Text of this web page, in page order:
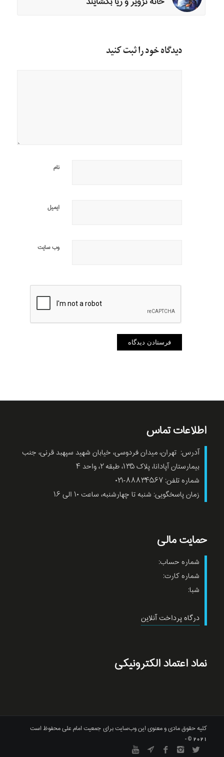
دیدگاه خود را ثبت کنید
نام
ایمیل
وب‌ سایت
اطلاعات تماس
آدرس: تهران، میدان فردوسی، خیابان شهید سپهبد قرنی، جنب
بیمارستان آپادانا، پلاک ۱۳۵، طبقه ۲، واحد ۴
شماره تلفن: ۸۸۸۳۴۵۶۷-۰۲۱
زمان پاسخگویی: شنبه تا چهارشنبه، ساعت ۱۰ الی ۱۶
حمایت مالی
شماره حساب:
شماره کارت:
شبا:
درگاه پرداخت آنلاین
نماد اعتماد الکترونیکی
کلیه حقوق مادی و معنوی این وب‌سایت برای جمعیت امام علی محفوظ است
2021 © -